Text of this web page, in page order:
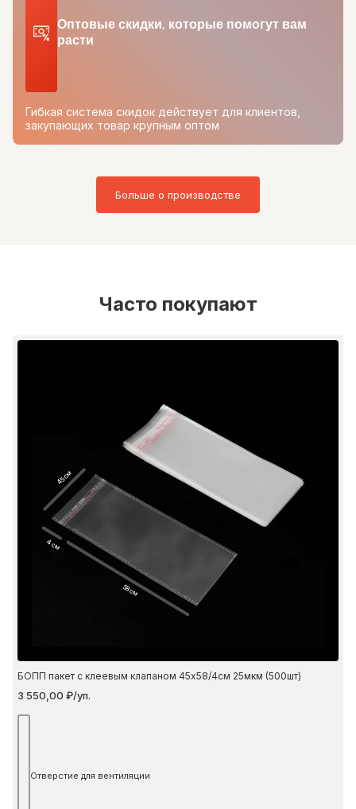
Оптовые скидки, которые помогут вам
расти
Гибкая система скидок действует для клиентов,
закупающих товар крупным оптом
Больше о производстве
Часто покупают
45 см
4 см
58 см
БОПП пакет с клеевым клапаном 45х58/4см 25мкм (500шт)
3 550,00 ₽/уп.
Отверстие для вентиляции